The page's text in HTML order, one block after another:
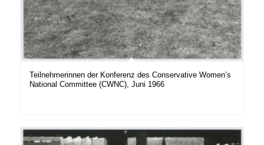
Teilnehmerinnen der Konferenz des Conservative Women’s
National Committee (CWNC), Juni 1966